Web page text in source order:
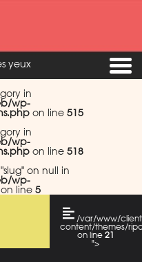
yeux
in
wp-
on line 515
in
wp-
on line 518
on null in
wp-
on line 5
/var/www/
content/themes/
on line 21
">